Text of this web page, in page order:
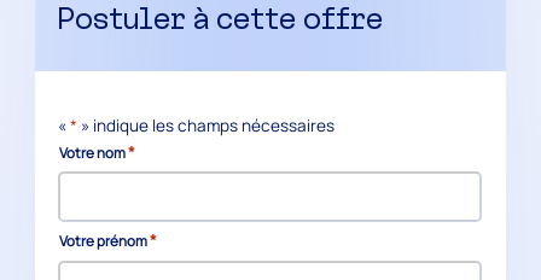
Postuler à cette offre
«* » indique les champs nécessaires
Votre nom*
Votre prénom*